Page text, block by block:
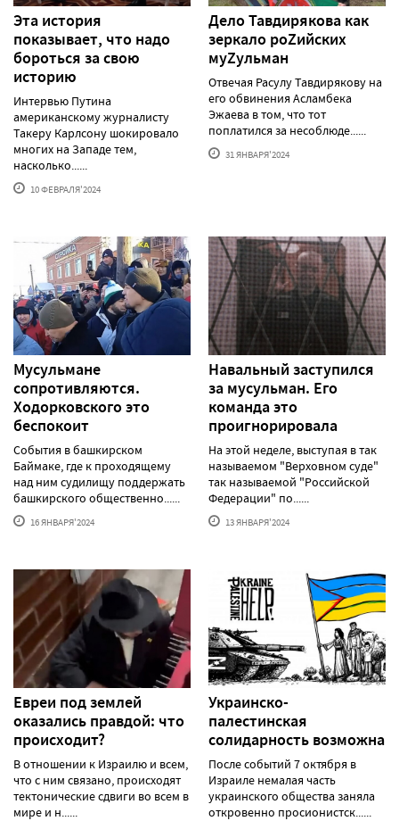
Эта история
показывает, что надо
бороться за свою
историю
Интервью Путина
американскому журналисту
Такеру Карлсону шокировало
многих на Западе тем,
насколько......
10 ФЕВРАЛЯ'2024
Дело Тавдирякова как
зеркало роZийских
муZульман
Отвечая Расулу Тавдирякову на
его обвинения Асламбека
Эжаева в том, что тот
поплатился за несоблюде......
31 ЯНВАРЯ'2024
Мусульмане
сопротивляются.
Ходорковского это
беспокоит
События в башкирском
Баймаке, где к проходящему
над ним судилищу поддержать
башкирского общественно......
16 ЯНВАРЯ'2024
Навальный заступился
за мусульман. Его
команда это
проигнорировала
На этой неделе, выступая в так
называемом "Верховном суде"
так называемой "Российской
Федерации" по......
13 ЯНВАРЯ'2024
Евреи под землей
оказались правдой: что
происходит?
В отношении к Израилю и всем,
что с ним связано, происходят
тектонические сдвиги во всем в
мире и н......
Украинско-
палестинская
солидарность возможна
После событий 7 октября в
Израиле немалая часть
украинского общества заняла
откровенно просионистск......